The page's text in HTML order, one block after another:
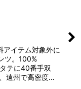
アイテム対象外に
ツ。100%
テに40番手双
遠州で高密度…